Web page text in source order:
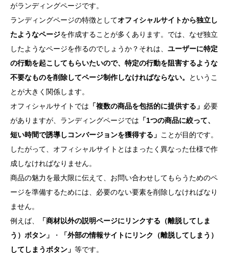
がランディングページです。
ランディングページの特徴としてオフィシャルサイトから独立し
たようなページを作成することが多くあります。では、なぜ独立
したようなページを作るのでしょうか？それは、 ユーザーに特定
の行動を起こしてもらいたいので、特定の行動を阻害するような
不要なものを削除してページ制作しなければならない。
というこ
とが大きく関係します。
オフィシャルサイトでは 「複数の商品を包括的に提供する」 必要
がありますが、ランディングページでは 「1つの商品に絞って、
短い時間で誘導しコンバージョンを獲得する」 ことが目的です。
したがって、オフィシャルサイトとはまったく異なった仕様で作
成しなければなりません。
商品の魅力を最大限に伝えて、お問い合わせしてもらうためのペ
ージを準備するためには、必要のない要素を削除しなければなり
ません。
例えば、
「商材以外の説明ページにリンクする（離脱してしま
う）ボタン」
・
「外部の情報サイトにリンク（離脱してしまう）
してしまうボタン」 等です。